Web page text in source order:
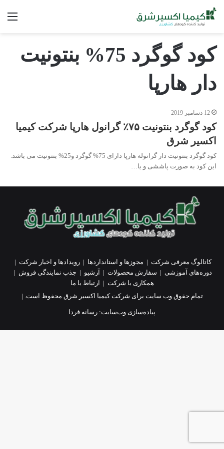
کود گوگرد 75% بنتونیت
دار هارپا
12 دسامبر 2019
کود گوگرد بنتونیت ۷۵٪ گرانول هارپا شرکت کیمیا
اکسیر شرق
کود گوگرد بنتونیت دار گرانوله هارپا دارای 75% گوگرد و25% بنتونیت می باشد.
این کود به صورت پاششی و یا…
کاتالوگ معرفی شرکت | مجوزها و استانداردها |رویدادها و اخبار شرکت |
دوره‌های آموزشی | سفارش محصولات | آرشیو | جذب نمایندگی فروش |
همکاری با شرکت |
ارتباط با ما
تمام حقوق وب سایت برای شرکت کیمیا اکسیر شرق محفوظ است. |
پیاده‌سازی وب‌سایت: رسانه فردا